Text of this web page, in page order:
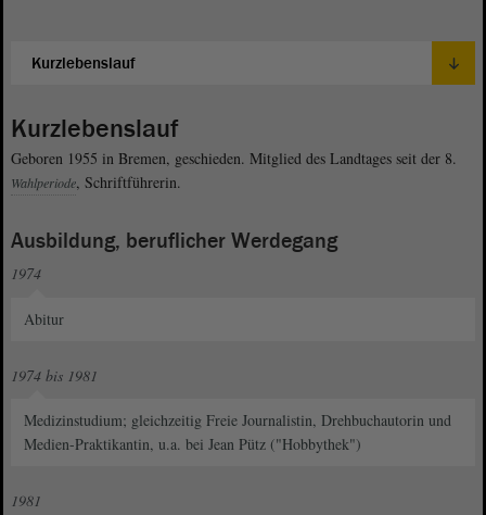
Kurzlebenslauf
Geboren 1955 in Bremen, geschieden. Mitglied des Landtages seit der 8.
Wahlperiode, Schriftführerin.
Ausbildung, beruflicher Werdegang
1974
Abitur
1974 bis 1981
Medizinstudium; gleichzeitig Freie Journalistin, Drehbuchautorin und
Medien-Praktikantin, u.a. bei Jean Pütz ("Hobbythek")
1981